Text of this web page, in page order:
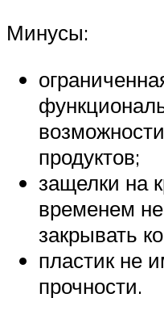
Минусы:
продуктов;
защелки на
временем
закрывать
пластик не
прочности.